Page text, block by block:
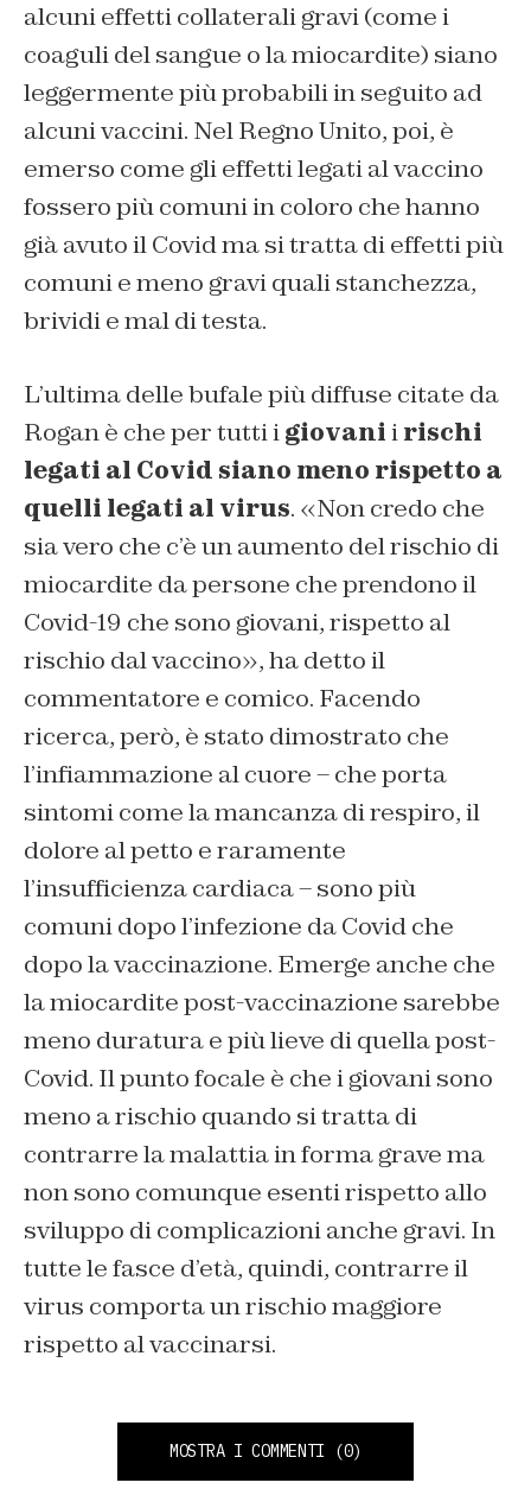
alcuni effetti collaterali gravi (come i
coaguli del sangue o la miocardite) siano
leggermente più probabili in seguito ad
alcuni vaccini. Nel Regno Unito, poi, è
emerso come gli effetti legati al vaccino
fossero più comuni in coloro che hanno
già avuto il Covid ma si tratta di effetti più
comuni e meno gravi quali stanchezza,
brividi e mal di testa.
L’ultima delle bufale più diffuse citate da
Rogan è che per tutti igiovaniirischi
legati al Covid siano meno rispetto a
quelli legati al virus. «Non credo che
sia vero che c’è un aumento del rischio di
miocardite da persone che prendono il
Covid-19 che sono giovani, rispetto al
rischio dal vaccino», ha detto il
commentatore e comico. Facendo
ricerca, però, è stato dimostrato che
l’infiammazione al cuore – che porta
sintomi come la mancanza di respiro, il
dolore al petto e raramente
l’insufficienza cardiaca – sono più
comuni dopo l’infezione da Covid che
dopo la vaccinazione. Emerge anche che
la miocardite post-vaccinazione sarebbe
meno duratura e più lieve di quella post-
Covid. Il punto focale è che i giovani sono
meno a rischio quando si tratta di
contrarre la malattia in forma grave ma
non sono comunque esenti rispetto allo
sviluppo di complicazioni anche gravi. In
tutte le fasce d’età, quindi, contrarre il
virus comporta un rischio maggiore
rispetto al vaccinarsi.
MOSTRA I COMMENTI (0)